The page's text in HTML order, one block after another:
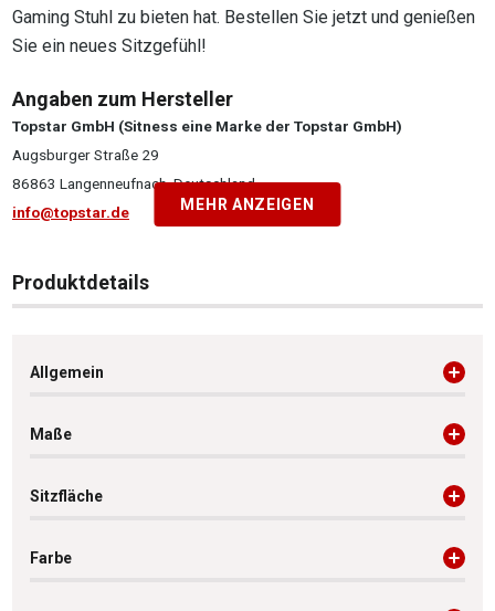
Gaming Stuhl zu bieten hat. Bestellen Sie jetzt und genießen
Sie ein neues Sitzgefühl!
Angaben zum Hersteller
Topstar GmbH (Sitness eine Marke der Topstar GmbH)
Augsburger Straße 29
86863 Langenneufnach, Deutschland
info@topstar.de
MEHR ANZEIGEN
Produktdetails
Allgemein
Maße
Sitzfläche
Farbe